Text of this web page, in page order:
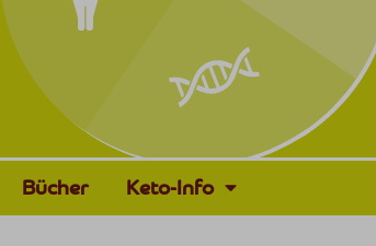
Bücher Keto-Info